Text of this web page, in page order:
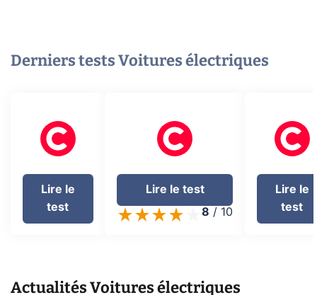
Derniers testsVoitures électriques
Lire le
test
Lire le test
8 / 10
Lire le
test
ActualitésVoitures électriques